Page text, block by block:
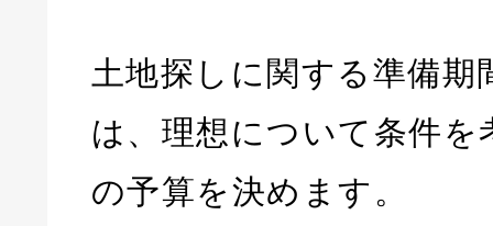
土地探しに関する準備期
は、理想について条件を
の予算を決めます。